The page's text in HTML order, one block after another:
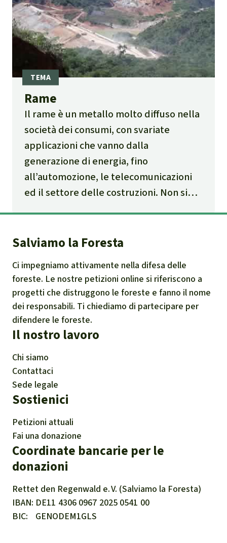
Rame
Il rame è un metallo molto diffuso nella
società dei consumi, con svariate
applicazioni che vanno dalla
generazione di energia, fino
all’automozione, le telecomunicazioni
ed il settore delle costruzioni. Non si
rame è presente ovunque si produca e
Salviamo la Foresta
Ci impegniamo attivamente nella difesa delle
foreste. Le nostre petizioni online si riferiscono a
progetti che distruggono le foreste e fanno il nome
dei responsabili. Ti chiediamo di partecipare per
difendere le foreste.
Il nostro lavoro
Chi siamo
Contattaci
Sede legale
Sostienici
Petizioni attuali
Fai una donazione
Coordinate bancarie per le
donazioni
Rettet den Regenwald e. V. (Salviamo la Foresta)
IBAN DE11 4306 0967 2025 0541 00
BIC
GENODEM1GLS